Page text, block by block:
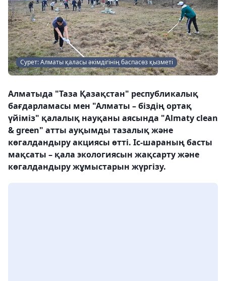
Сурет: Алматы қаласы әкімдігінің баспасөз қызметі
Алматыда "Таза Қазақстан" республикалық
бағдарламасы мен "Алматы – біздің ортақ
үйіміз" қалалық науқаны аясында "Almaty clean
& green" атты ауқымды тазалық және
көгалдандыру акциясы өтті. Іс-шараның басты
мақсаты – қала экологиясын жақсарту және
көгалдандыру жұмыстарын жүргізу.